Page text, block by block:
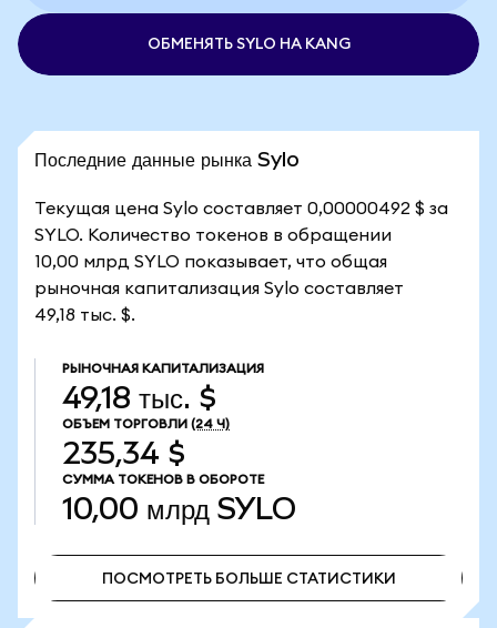
ОБМЕНЯТЬ SYLO НА KANG
Последние данные рынка Sylo
Текущая цена Sylo составляет 0,00000492 $ за
SYLO. Количество токенов в обращении
10,00 млрд SYLO показывает, что общая
рыночная капитализация Sylo составляет
49,18 тыс. $.
РЫНОЧНАЯ КАПИТАЛИЗАЦИЯ
49,18 тыс. $
ОБЪЕМ ТОРГОВЛИ (24 Ч)
235,34 $
СУММА ТОКЕНОВ В ОБОРОТЕ
10,00 млрд SYLO
ПОСМОТРЕТЬ БОЛЬШЕ СТАТИСТИКИ